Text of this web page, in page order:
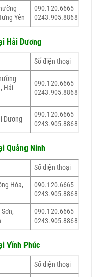
Yên
090.120.6665
0243.905.8868
Hải Dương
Số điện thoại
Hải
090.120.6665
0243.905.8868
Dương
090.120.6665
0243.905.8868
Quảng Ninh
Số điện thoại
Hòa,
090.120.6665
0243.905.8868
090.120.6665
0243.905.8868
Vĩnh Phúc
Số điện thoại